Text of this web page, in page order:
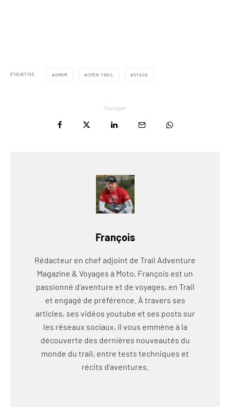
ÉTIQUETTES AMDM OPEN TRAIL STAGE
Partager
François
Rédacteur en chef adjoint de Trail Adventure
Magazine & Voyages à Moto, François est un
passionné d'aventure et de voyages, en Trail
et engagé de préférence. À travers ses
articles, ses vidéos youtube et ses posts sur
les réseaux sociaux, il vous emmène à la
découverte des dernières nouveautés du
monde du trail, entre tests techniques et
récits d'aventures.